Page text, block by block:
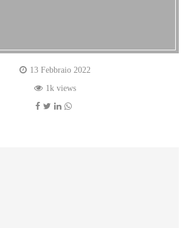
13 Febbraio 2022
1k views